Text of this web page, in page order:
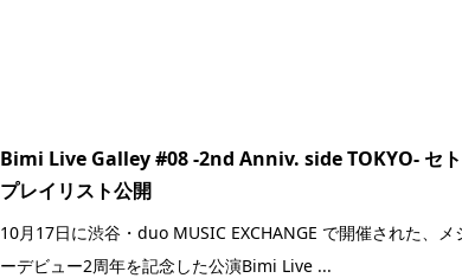
Bimi Live Galley #08 -2nd Anniv. side TOKYO- セ
プレイリスト公開
10月17日に渋⾕・duo MUSIC EXCHANGE で開催された、メ
ーデビュー2周年を記念した公演Bimi Live ...